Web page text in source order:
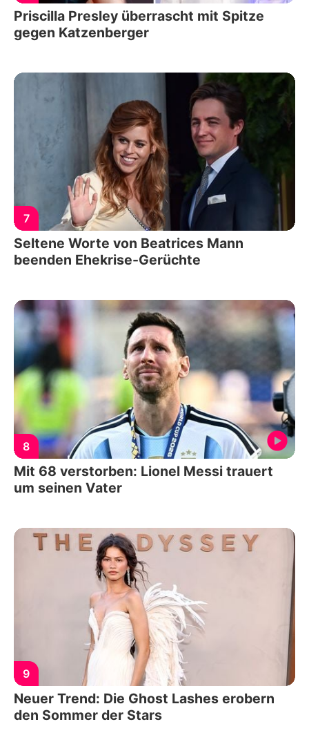
Priscilla Presley überrascht mit Spitze
gegen Katzenberger
7
Seltene Worte von Beatrices Mann
beenden Ehekrise-Gerüchte
8
Mit 68 verstorben: Lionel Messi trauert
um seinen Vater
9
Neuer Trend: Die Ghost Lashes erobern
den Sommer der Stars